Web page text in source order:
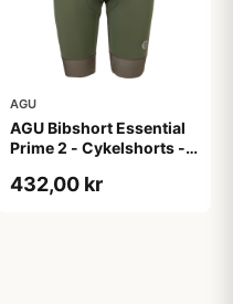
AGU
AGU Bibshort Essential
Prime 2 - Cykelshorts -
L
432,00 kr